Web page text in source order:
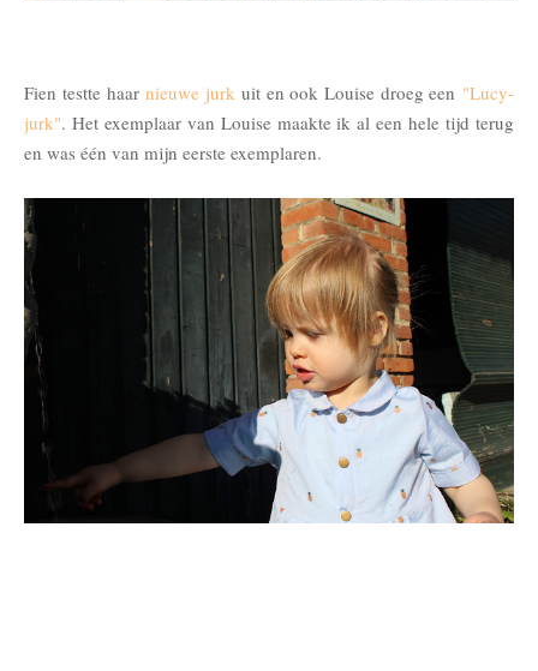
Fien testte haar nieuwe jurk uit en ook Louise droeg een "Lucy-
jurk". Het exemplaar van Louise maakte ik al een hele tijd terug
en was één van mijn eerste exemplaren.